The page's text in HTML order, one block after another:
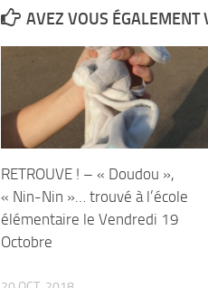
AVEZ VOUS ÉGALEMENT
RETROUVE ! – « Doudou »,
« Nin-Nin »… trouvé à l’école
élémentaire le Vendredi 19
Octobre